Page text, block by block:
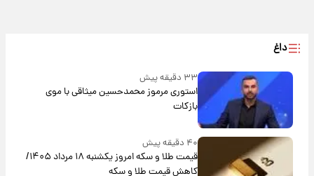
داغ
۳۳ دقیقه پیش
استوری مرموز محمدحسین میثاقی با موی
بازکات
۴۰ دقیقه پیش
قیمت طلا و سکه امروز یکشنبه ۱۸ مرداد ۱۴۰۵/
کاهش قیمت طلا و سکه